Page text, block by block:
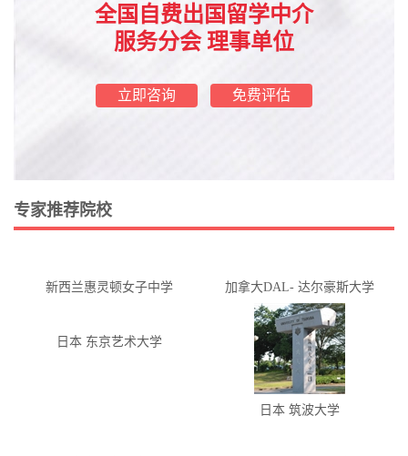
全国自费出国留学中介
服务分会 理事单位
立即咨询 免费评估
专家推荐院校
新西兰惠灵顿女子中学 加拿大DAL- 达尔豪斯大学
日本 东京艺术大学
日本 筑波大学